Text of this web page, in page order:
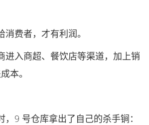
费者，才有利润。
入商超、餐饮店等渠道，加上销
本。
9 号仓库拿出了自己的杀手锏：